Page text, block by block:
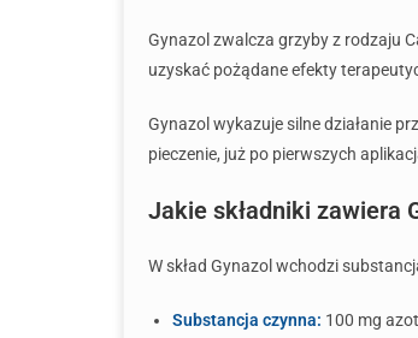
Gynazol zwalcza grzyby z rodzaju
uzyskać pożądane efekty
Gynazol wykazuje silne działanie
pieczenie, już po pierwszych
Jakie składniki zawiera
W skład Gynazol wchodzi
Substancja czynna: 100 mg